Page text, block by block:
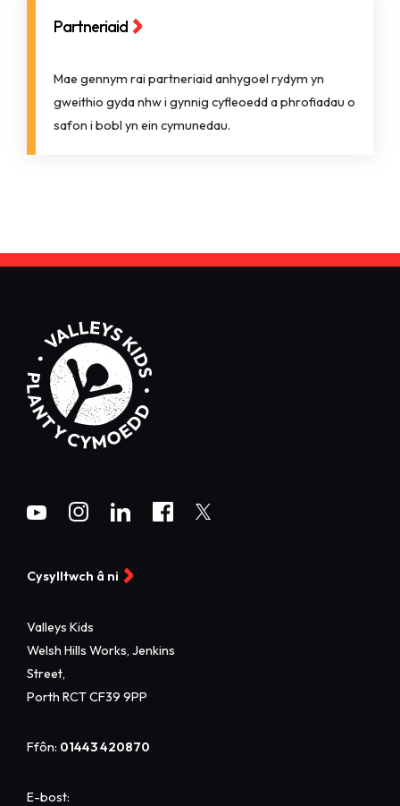
Partneriaid
Mae gennym rai partneriaid anhygoel rydym yn
gweithio gyda nhw i gynnig cyfleoedd a phrofiadau o
safon i bobl yn ein cymunedau.
Cysylltwch â ni
Valleys Kids
Welsh Hills Works, Jenkins
Street,
Porth RCT CF39 9PP
Ffôn: 01443 420870
E-bost: